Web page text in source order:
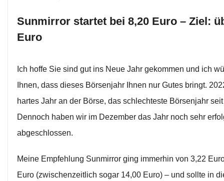
Sunmirror startet bei 8,20 Euro – Ziel:
Euro
Ich hoffe Sie sind gut ins Neue Jahr gekommen und ich
Ihnen, dass dieses Börsenjahr Ihnen nur Gutes bringt.
hartes Jahr an der Börse, das schlechteste Börsenjahr
Dennoch haben wir im Dezember das Jahr noch sehr
abgeschlossen.
Meine Empfehlung Sunmirror ging immerhin von 3,22
Euro (zwischenzeitlich sogar 14,00 Euro) – und sollte in